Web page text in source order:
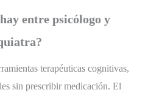
entre psicólogo y
terapéuticas cognitivas,
sin prescribir medicación. El